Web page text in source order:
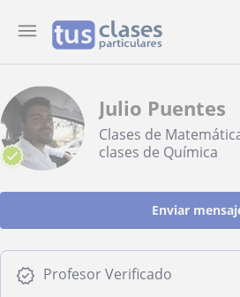
Julio Puentes
Clases de
clases de Química
Enviar
Profesor Verificado